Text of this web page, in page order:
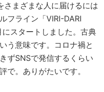
まざまな人に届けるには
フライン「VIRI-DARI
スタートしました。古典
う意味です。コロナ禍と
ずSNSで発信するくらい
で。ありがたいです。